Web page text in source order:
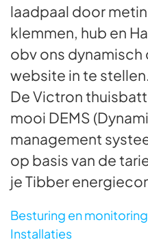
laadpaal door
klemmen, hub en
obv ons dynamisch
website in te stellen.
De Victron
mooi DEMS
management
op basis van de
je Tibber
Besturing en monitoring
Installaties